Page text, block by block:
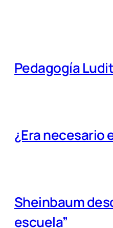
Pedagogía
¿Era necesario
Sheinbaum
escuela”